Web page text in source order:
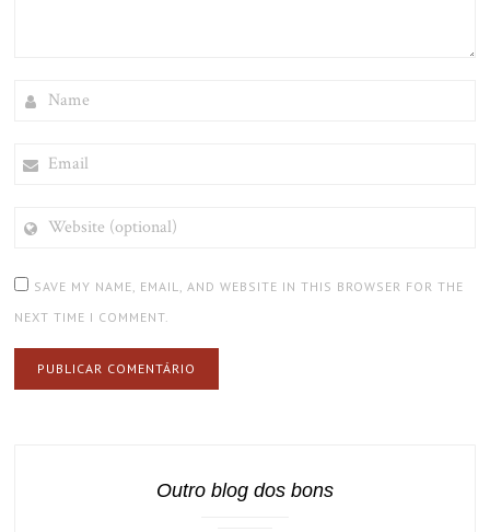
(OPTIONAL)
SAVE MY NAME, EMAIL, AND WEBSITE IN THIS BROWSER FOR THE
NEXT TIME I COMMENT.
Outro blog dos bons